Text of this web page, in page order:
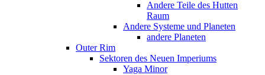
Andere Teile des Hutten
Raum
Andere Systeme und Planeten
andere Planeten
Outer Rim
Sektoren des Neuen Imperiums
Yaga Minor